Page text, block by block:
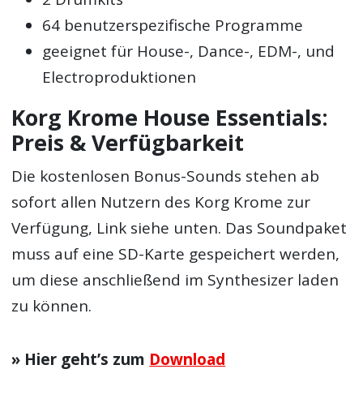
64 benutzerspezifische Programme
geeignet für House-, Dance-, EDM-, und
Electroproduktionen
Korg Krome House Essentials:
Preis & Verfügbarkeit
Die kostenlosen Bonus-Sounds stehen ab
sofort allen Nutzern des Korg Krome zur
Verfügung, Link siehe unten. Das Soundpaket
muss auf eine SD-Karte gespeichert werden,
um diese anschließend im Synthesizer laden
zu können.
» Hier geht’s zum Download